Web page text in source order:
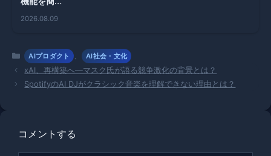
る方法と
2026.08.09
カ
テ
ゴ
リ
AIプロダクト 、 AI社会・文化
xAI、再構築へ—マスク氏が語る競争激化の背景とは？
SpotifyのAI DJがクラシック音楽を理解できない理由とは？
コメントする